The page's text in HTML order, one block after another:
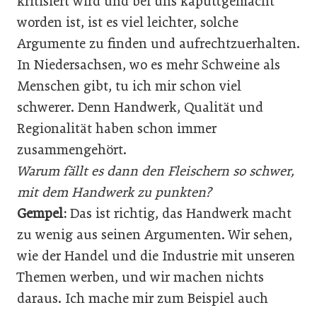
worden ist, ist es viel leichter, solche
Argumente zu finden und aufrechtzuerhalten.
In Niedersachsen, wo es mehr Schweine als
Menschen gibt, tu ich mir schon viel
schwerer. Denn Handwerk, Qualität und
Regionalität haben schon immer
zusammengehört.
Warum fällt es dann den Fleischern so schwer,
mit dem Handwerk zu punkten?
Gempel: Das ist richtig, das Handwerk macht
zu wenig aus seinen Argumenten. Wir sehen,
wie der Handel und die Industrie mit unseren
Themen werben, und wir machen nichts
daraus. Ich mache mir zum Beispiel auch